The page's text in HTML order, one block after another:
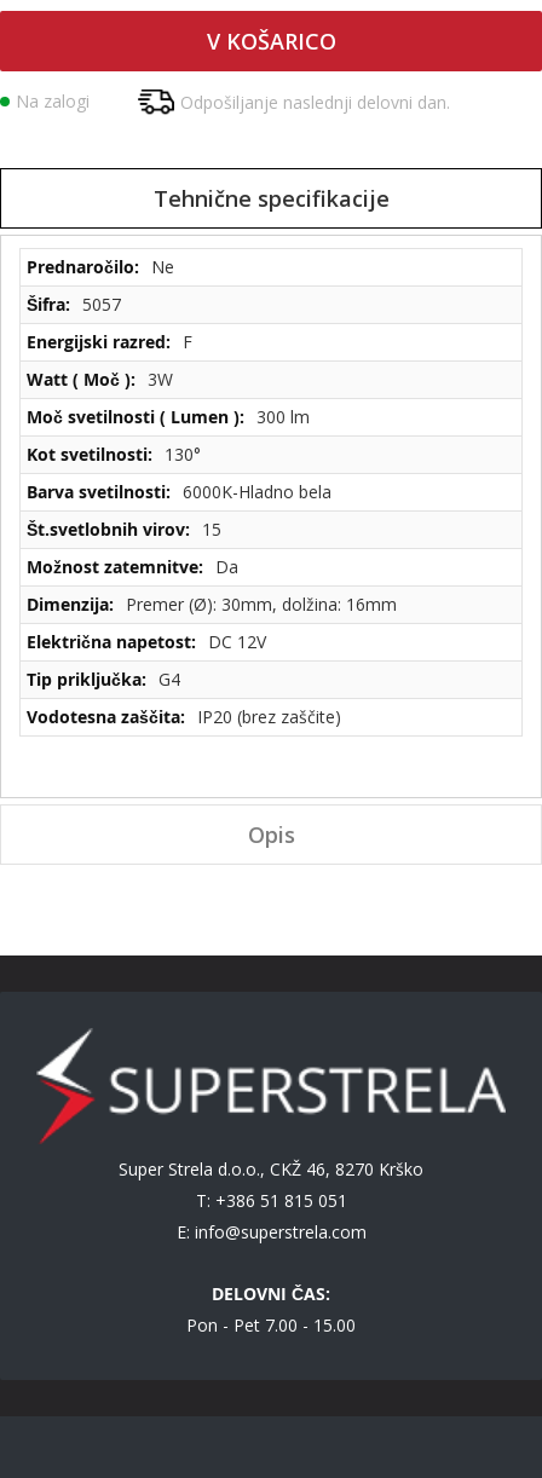
V KOŠARICO
Na zalogi Odpošiljanje naslednji delovni dan.
Tehnične specifikacije
Tehnične
specifikacije
Ne
5057
F
3W
300 lm
130°
6000K-Hladno bela
15
Da
Premer (Ø): 30mm, dolžina: 16mm
DC 12V
G4
IP20 (brez zaščite)
Opis
Super Strela d.o.o., CKŽ 46, 8270 Krško
T: +386 51 815 051
E: info@superstrela.com
DELOVNI ČAS:
Pon - Pet 7.00 - 15.00